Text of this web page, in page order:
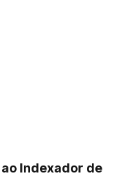
Indexador de